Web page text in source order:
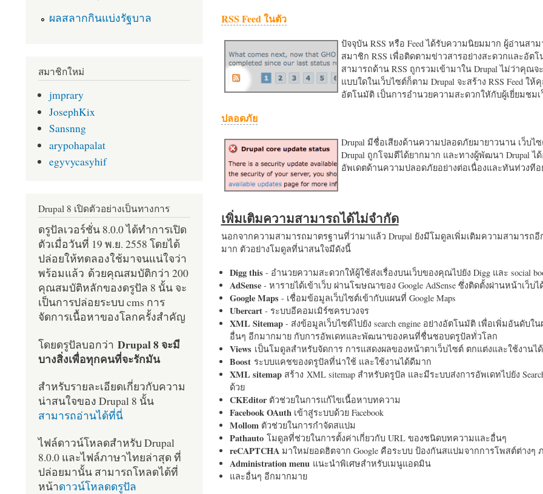
RSS Feed ในตัว
ปัจจุบัน RSS หรือ Feed ได้รับความนิยมมาก ผู้อ่านสา
สมาชิก RSS เพื่อติดตามข่าวสารอย่างสะดวกและอัต
สามารถด้าน RSS ถูกรวมเข้ามาใน Drupal ไม่ว่าคุณจ
แบบใดในเว็บไซต์ก็ตาม Drupal จะสร้าง RSS Feed ให้
อัตโนมัติ เป็นการอำนวยความสะดวกใหักับผู้เยี่ยมชม
ปลอดภัย
Drupal มีชื่อเสียงด้านความปลอดภัยมายาวนาน เว็บไ
Drupal ถูกโจมตีได้ยากมาก และทางผู้พัฒนา Drupal ไ
อัพเดตด้านความปลอดภัยอย่างต่อเนื่องและทันท่วงทีอ
เพิ่มเติมความสามารถได้ไม่จำกัด
นอกจากความสามารถมาตรฐานที่ว่ามาแล้ว Drupal ยังมีโมดูลเพิ่มเติมความสามารถอี
มาก ตัวอย่างโมดูลที่น่าสนใจมีดังนี้
Digg this- อำนวยความสะดวกให้ผู้ใช้ส่งเรื่องบนเว็บของคุณไปยัง Digg และ social
AdSense- หารายได้เข้าเว็บ ผ่านโฆษณาของ Google AdSense ซึ่งติดตั้งผ่านหน้าเว็บไ
Google Maps- เชื่อมข้อมูลเว็บไซต์เข้ากับแผนที่ Google Maps
Ubercart- ระบบอีคอมเมิร์ซครบวงจร
XML Sitemap- ส่งข้อมูลเว็บไซต์ไปยัง search engine อย่างอัตโนมัติ เพื่อเพิ่มอันดับใ
อื่นๆ อีกมากมาย กับการอัพเดทและพัฒนาของคนที่ชื่นชอบดรูปัลทั่วโลก
Views เป็นโมดูลสำหรับจัดการ การแสดงผลของหน้าตาเว็บไซต์ ตกแต่งและใช้งานไ
Boost ระบบแคชของดรูปัลที่น่าใช้ และใช้งานได้ดีมาก
XML sitemapสร้าง XML sitemap สำหรับดรูปัล และมีระบบส่งการอัพเดทไปยัง
ด้วย
CKEditorตัวช่วยในการแก้ไขเนื้อหาบทความ
Facebook OAuth เข้าสู่ระบบด้วย Facebook
Mollom ตัวช่วยในการกำจัดสแปม
Pathautoโมดูลที่ช่วยในการตั้งค่าเกี่ยวกับ URL ของชนิดบทความและอื่นๆ
reCAPTCHA มาใหม่ยอดฮิตจาก Google คือระบบ ป้องกันสแปมจากการโพสต์ต่างๆ
Administration menu แนะนำพิเศษสำหรับเมนูแอดมิน
และอื่นๆ อีกมากมาย
ผลสลากกินแบ่งรัฐบาล
สมาชิกใหม่
jmprary
JosephKix
Sansnng
arypohapalat
egyvycasyhif
Drupal 8 เปิดตัวอย่างเป็นทางการ
ดรูปัลเวอร์ชั่น 8.0.0 ได้ทำการเปิด
ตัวเมื่อวันที่ 19 พ.ย. 2558 โดยได้
ปล่อยให้ทดลองใช้มาจนแน่ใจว่า
พร้อมแล้ว ด้วยคุณสมบัติกว่า 200
คุณสมบัติหลักของดรูปัล 8 นั้น จะ
เป็นการปล่อยระบบ cms การ
จัดการเนื้อหาของโลกครั้งสำคัญ
โดยดรูปัลบอกว่า Drupal 8 จะมี
บางสิ่งเพื่อทุกคนที่จะรักมัน
สำหรับรายละเอียดเกี่ยวกับความ
น่าสนใจของ Drupal 8 นั้น
สามารถอ่านได้ที่นี่
ไฟล์ดาวน์โหลดสำหรับ Drupal
8.0.0 และไฟล์ภาษาไทยล่าสุด ที่
ปล่อยมานั้น สามารถโหลดได้ที่
หน้าดาวน์โหลดดรูปัล